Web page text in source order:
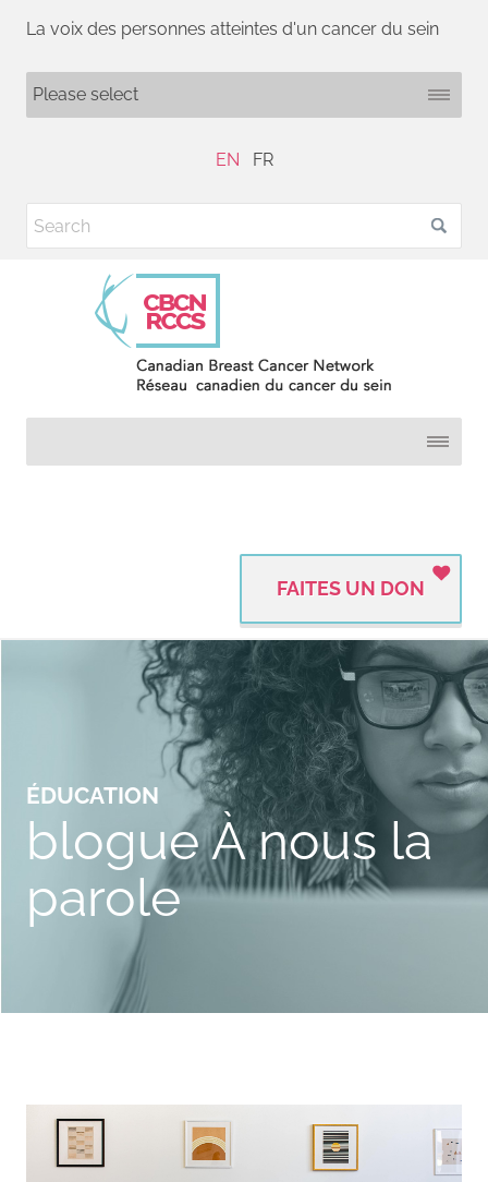
La voix des personnes atteintes d'un cancer du sein
EN FR
FAITES UN DON
ÉDUCATION
blogue À nous la
parole